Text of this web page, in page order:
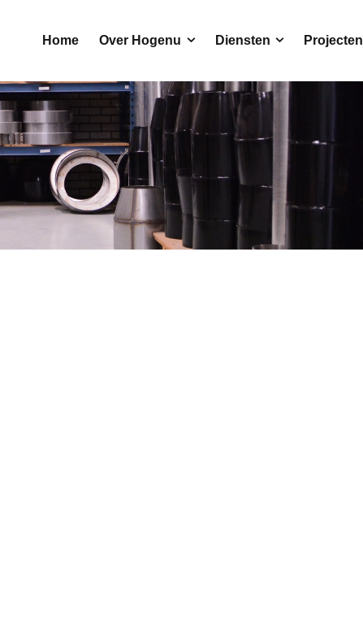
Home Over Hogenu Diensten Projecten